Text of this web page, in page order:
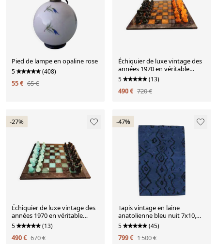
Pied de lampe en opaline rose
5 (408)
55 € 65 €
Échiquier de luxe vintage des
années 1970 en véritable
albâtre de Volterra - Agate
noire et ambre - Fabriqué en
Italie
5 (13)
490 € 720 €
-27%
Échiquier de luxe vintage des
années 1970 en véritable
albâtre de Volterra fait à la
main - noir et bleu ciel -
Fabriqué en Italie
5 (13)
490 € 670 €
-47%
Tapis vintage en laine
anatolienne bleu nuit 7x10,
204x296 cm
5 (45)
799 € 1 500 €